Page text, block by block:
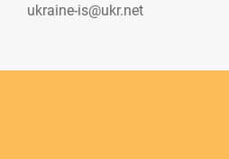
ukraine-is@ukr.net